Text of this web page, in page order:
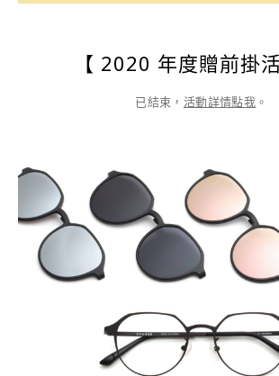
【 2020 年度贈前掛活
已結束， 活動詳情點我 。